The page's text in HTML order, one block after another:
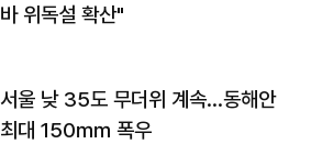
바 위독설 확산"
서울 낮 35도 무더위 계속…동해안
최대 150㎜ 폭우